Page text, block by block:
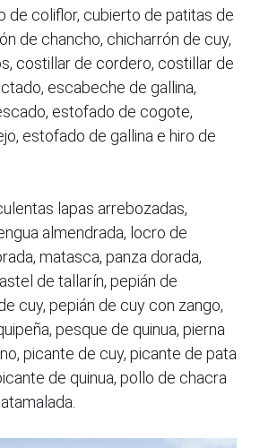
de coliflor, cubierto de patitas de
de chancho, chicharrón de cuy,
costillar de cordero, costillar de
escabeche de gallina,
estofado de cogote,
estofado de gallina e hiro de
lapas arrebozadas,
almendrada, locro de
matasca, panza dorada,
de tallarín, pepián de
cuy, pepián de cuy con zango,
pesque de quinua, pierna
picante de cuy, picante de pata
de quinua, pollo de chacra